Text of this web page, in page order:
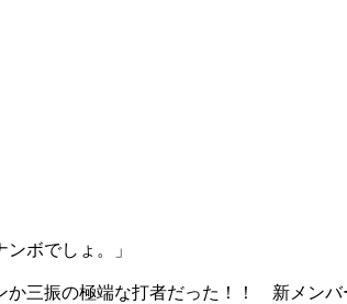
ボでしょ。」
三振の極端な打者だった！！ 新メンバ